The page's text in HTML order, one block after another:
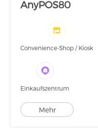
AnyPOS80
Convenience-Shop / Kiosk
Einkaufszentrum
Mehr